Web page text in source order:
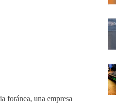
foránea, una empresa